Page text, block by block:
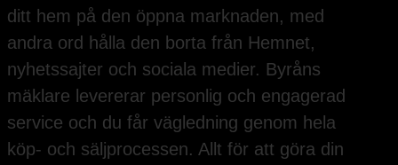
ditt hem på den öppna marknaden, med
andra ord hålla den borta från Hemnet,
nyhetssajter och sociala medier. Byråns
mäklare levererar personlig och engagerad
service och du får vägledning genom hela
köp- och säljprocessen. Allt för att göra din